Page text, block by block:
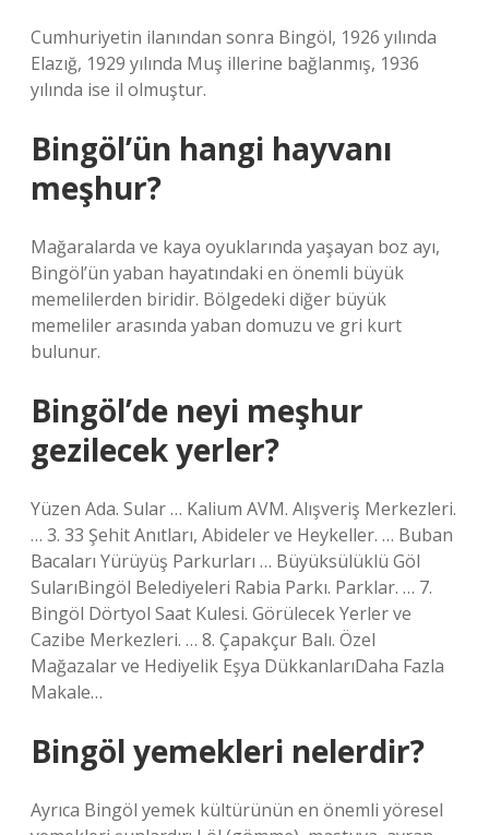
Cumhuriyetin ilanından sonra Bingöl, 1926 yılında
Elazığ, 1929 yılında Muş illerine bağlanmış, 1936
yılında ise il olmuştur.
Bingöl’ün hangi hayvanı
meşhur?
Mağaralarda ve kaya oyuklarında yaşayan boz ayı,
Bingöl’ün yaban hayatındaki en önemli büyük
memelilerden biridir. Bölgedeki diğer büyük
memeliler arasında yaban domuzu ve gri kurt
bulunur.
Bingöl’de neyi meşhur
gezilecek yerler?
Yüzen Ada. Sular … Kalium AVM. Alışveriş Merkezleri.
… 3. 33 Şehit Anıtları, Abideler ve Heykeller. … Buban
Bacaları Yürüyüş Parkurları … Büyüksülüklü Göl
SularıBingöl Belediyeleri Rabia Parkı. Parklar. … 7.
Bingöl Dörtyol Saat Kulesi. Görülecek Yerler ve
Cazibe Merkezleri. … 8. Çapakçur Balı. Özel
Mağazalar ve Hediyelik Eşya DükkanlarıDaha Fazla
Makale…
Bingöl yemekleri nelerdir?
Ayrıca Bingöl yemek kültürünün en önemli yöresel